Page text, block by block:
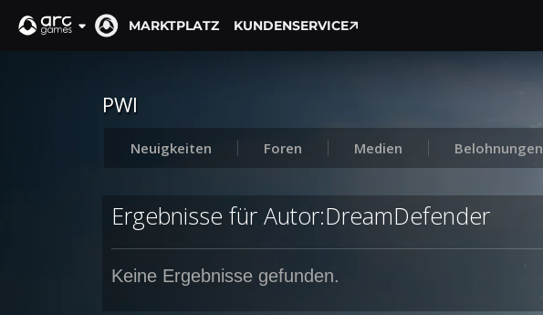
MARKTPLATZ KUNDENSERVICE
PWI
Neuigkeiten Foren Medien Belohnungen
Ergebnisse für Autor:DreamDefender
Keine Ergebnisse gefunden.